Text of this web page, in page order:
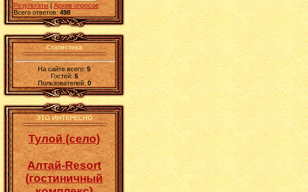
Результаты | Архив опросов
Всего ответов: 498
Статистика
На сайте всего:5
Гостей:5
Пользователей: 0
ЭТО ИНТЕРЕСНО
Тулой (село)
Алтай-Resort
(гостиничный